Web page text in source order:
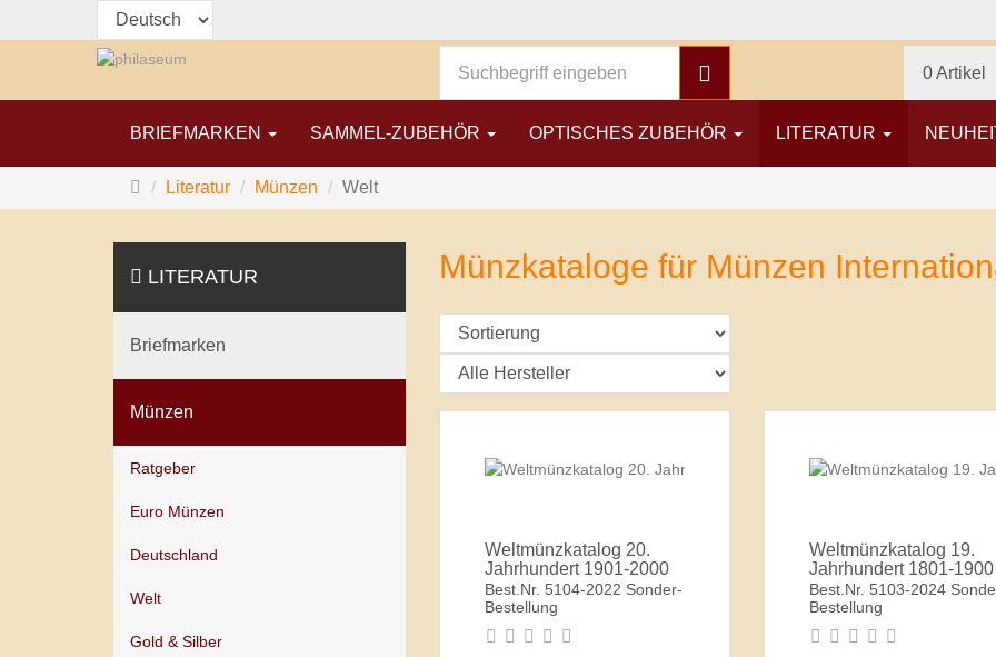
0 Artikel
BRIEFMARKEN SAMMEL-ZUBEHÖR OPTISCHES ZUBEHÖR LITERATUR
Startseite
Literatur Münzen Welt
Münzkataloge für Münzen
Weltmünzkatalog 20.
Jahrhundert 1901-2000
Best.Nr. 5104-2022 Sonder-
Bestellung
Weltmünzkatalog 19.
Jahrhundert 1801-1900
Best.Nr. 5103-2024
Bestellung
LITERATUR
Briefmarken
Münzen
Ratgeber
Euro Münzen
Deutschland
Welt
Gold & Silber